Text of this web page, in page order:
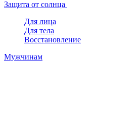
Защита от солнца
Для лица
Для тела
Восстановление
Мужчинам